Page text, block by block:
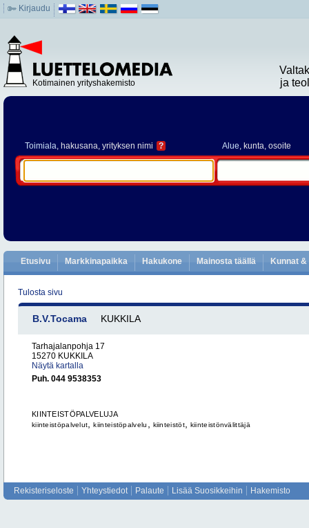
Kirjaudu
Kotimainen yrityshakemisto
ja
Toimiala, hakusana, yrityksen nimi ? Alue, kunta, osoite
Etusivu Markkinapaikka Hakukone Mainosta täällä Kunnat
Tulosta sivu
B.V.Tocama KUKKILA
Tarhajalanpohja 17
15270 KUKKILA
Näytä kartalla
Puh. 044 9538353
KIINTEISTÖPALVELUJA
kiinteistöpalvelut ,kiinteistöpalvelu kiinteistöt, kiinteistönvälittäjä
Rekisteriseloste Yhteystiedot Palaute Lisää Suosikkeihin Hakemisto